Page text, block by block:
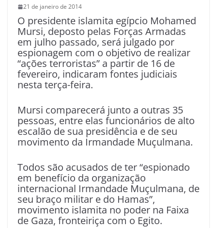
21 de janeiro de 2014
O presidente islamita egípcio Mohamed
Mursi, deposto pelas Forças Armadas
em julho passado, será julgado por
espionagem com o objetivo de realizar
“ações terroristas” a partir de 16 de
fevereiro, indicaram fontes judiciais
nesta terça-feira.
Mursi comparecerá junto a outras 35
pessoas, entre elas funcionários de alto
escalão de sua presidência e de seu
movimento da Irmandade Muçulmana.
Todos são acusados de ter “espionado
em benefício da organização
internacional Irmandade Muçulmana, de
seu braço militar e do Hamas”,
movimento islamita no poder na Faixa
de Gaza, fronteiriça com o Egito.